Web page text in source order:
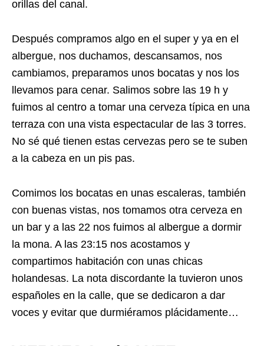
orillas del canal.
Después compramos algo en el super y ya en el
albergue, nos duchamos, descansamos, nos
cambiamos, preparamos unos bocatas y nos los
llevamos para cenar. Salimos sobre las 19 h y
fuimos al centro a tomar una cerveza típica en una
terraza con una vista espectacular de las 3 torres.
No sé qué tienen estas cervezas pero se te suben
a la cabeza en un pis pas.
Comimos los bocatas en unas escaleras, también
con buenas vistas, nos tomamos otra cerveza en
un bar y a las 22 nos fuimos al albergue a dormir
la mona. A las 23:15 nos acostamos y
compartimos habitación con unas chicas
holandesas. La nota discordante la tuvieron unos
españoles en la calle, que se dedicaron a dar
voces y evitar que durmiéramos plácidamente…